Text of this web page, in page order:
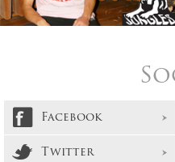
Facebook
Twitter